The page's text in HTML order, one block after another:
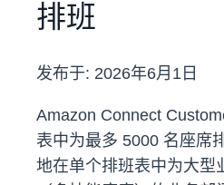
排班
发布于: 2026年6月1日
Amazon Connect
表中为最多 5000 名座席
地在单个排班表中为大型